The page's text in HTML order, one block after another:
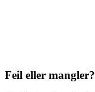
Feil eller mangler?